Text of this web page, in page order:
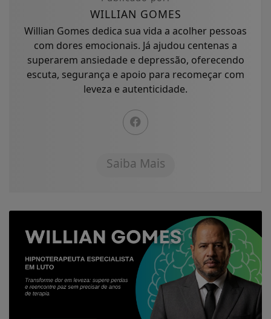
WILLIAN GOMES
Willian Gomes dedica sua vida a acolher pessoas
com dores emocionais. Já ajudou centenas a
superarem ansiedade e depressão, oferecendo
escuta, segurança e apoio para recomeçar com
leveza e autenticidade.
Saiba Mais